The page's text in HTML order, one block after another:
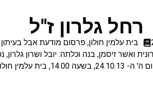
רחל גלרון ז"ל
בית עלמין חולון, פרסום מודעת אבל בעיתון
ואשר זיסמן, בנה וכלתה: יובל ושרון גלרון,
חולון שער ראשי.